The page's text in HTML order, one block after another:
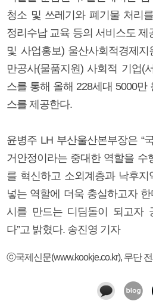
청소 및 쓰레기와 폐기물 처리
정리수납 교육 등의 서비스도 제
및 사업홍보) 울산사회적경제
만공사(물품지원) 사회적 기업(
스를 통해 올해 228세대 5000만
스를 제공한다.
윤병주 LH 부산울산본부장은 “
거안정이라는 중대한 역할을 수
를 혁신하고 소외계층과 낙후지
넣는 역할에 더욱 충실하고자
시를 만드는 디딤돌이 되고자
다”고 밝혔다. 송진영 기자
ⓒ국제신문(www.kookje.co.kr), 무단